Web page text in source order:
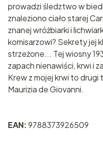
prowadzi śledztwo w
znaleziono ciało starej
znanej wróżbiarki i
komisarzowi? Sekrety jej
strzeżone... Tej wiosny
zapach nienawiści, krwi i
Krew z mojej krwi to
Maurizia de Giovanni.
EAN:9788373926509